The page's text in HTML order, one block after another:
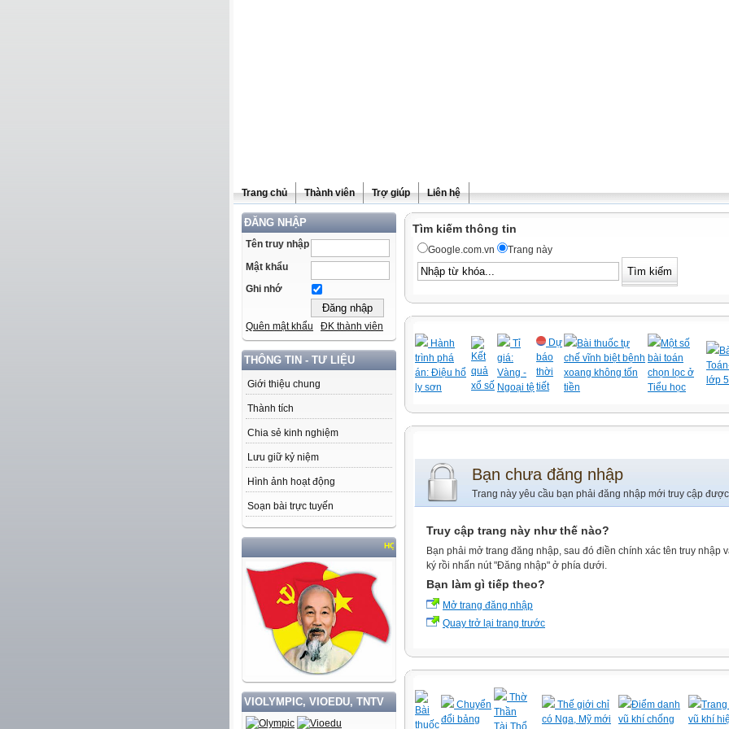
Trang chủ Thành viên Trợ giúp Liên hệ
ĐĂNG NHẬP
Tên truy nhập
Mật khẩu
Ghi nhớ
Quên mật khẩu ĐK thành viên
THÔNG TIN - TƯ LIỆU
Giới thiệu chung
Thành tích
Chia sẻ kinh nghiệm
Lưu giữ kỷ niệm
Hình ảnh hoạt động
Soạn bài trực tuyến
HỌC TẬP VÀ LÀM THEO TƯ TƯỞNG, ĐẠO ĐỨC, PHONG CÁCH HỒ CHÍ MINH
VIOLYMPIC, VIOEDU, TNTV
Tìm kiếm thông tin
Google.com.vn Trang này
Hành
trình phá
án: Điệu hổ
ly sơn
Kết
quả
xổ số
Tỉ
giá:
Vàng -
Ngoại tệ
Dự
báo
thời
tiết
Bài thuốc tự
chế vĩnh biệt bệnh
xoang không tốn
tiền
Một số
bài toán
chọn lọc ở
Tiểu học
lớp
Bạn chưa đăng nhập
Trang này yêu cầu bạn phải đăng nhập mới truy cập
Truy cập trang này như thế nào?
Bạn phải mở trang đăng nhập, sau đó điền chính xác tên truy nhập
ký rồi nhấn nút "Đăng nhập" ở phía dưới.
Bạn làm gì tiếp theo?
Mở trang đăng nhập
Quay trở lại trang trước
Bài
thuốc
Chuyển
đổi bảng
Thờ
Thần
Tài,Thổ
Thế giới chỉ
có Nga, Mỹ mới
Điểm danh
vũ khí chống
Trang
vũ khí